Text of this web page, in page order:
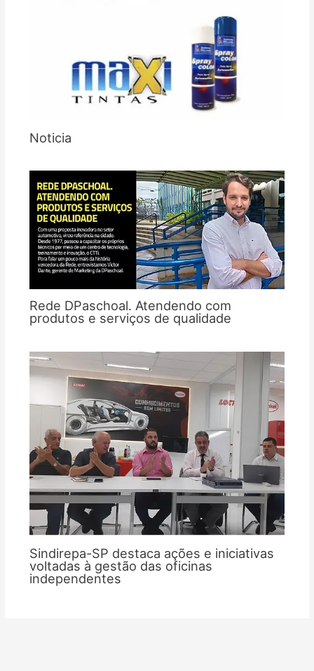
Noticia
Rede DPaschoal. Atendendo com
produtos e serviços de qualidade
Sindirepa-SP destaca ações e iniciativas
voltadas à gestão das oficinas
independentes